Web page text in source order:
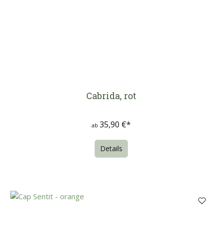
Cabrida, rot
ab 35,90 €*
Details